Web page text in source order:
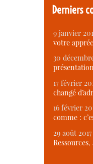
Derniers
9 janvier
votre
30
17 février
changé
16 février
comme :
29 août